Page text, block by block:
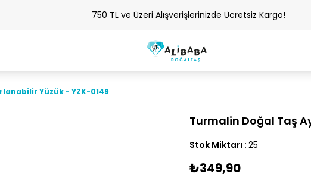
750 TL ve Üzeri Alışverişlerinizde Ücretsiz Kargo!
Yüzük - YZK-0149
Turmalin Doğal Taş
Stok Miktarı : 25
₺349,90